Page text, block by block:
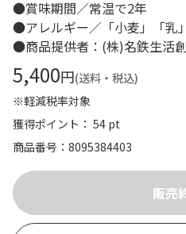
●賞味期間／常温で2年
●アレルギー／「小麦」「乳
●商品提供者：(株)名鉄生活
5,400円(送料・税込)
※軽減税率対象
獲得ポイント： 54 pt
商品番号
8095384403